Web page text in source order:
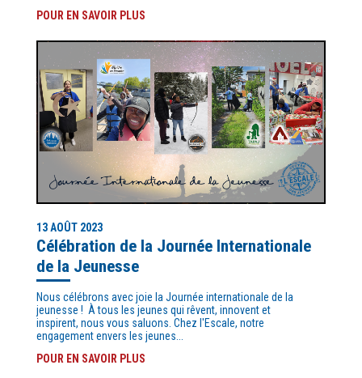
POUR EN SAVOIR PLUS
13 AOÛT 2023
Célébration de la Journée Internationale
de la Jeunesse
Nous célébrons avec joie la Journée internationale de la
jeunesse ! À tous les jeunes qui rêvent, innovent et
inspirent, nous vous saluons. Chez l'Escale, notre
engagement envers les jeunes...
POUR EN SAVOIR PLUS